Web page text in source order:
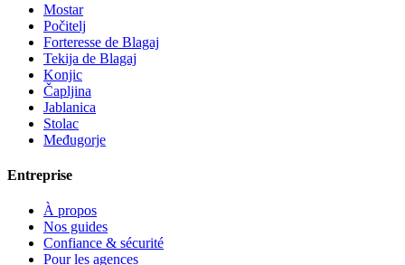
Mostar
Počitelj
Forteresse de Blagaj
Tekija de Blagaj
Konjic
Čapljina
Jablanica
Stolac
Međugorje
Entreprise
À propos
Nos guides
Confiance & sécurité
Pour les agences